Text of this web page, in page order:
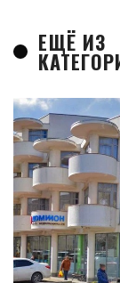
ЕЩЁ ИЗ